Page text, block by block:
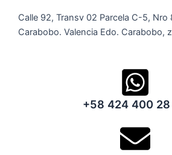
Calle 92, Transv 02 Parcela C-5, Nro
Carabobo. Valencia Edo. Carabobo,
+58 424 400